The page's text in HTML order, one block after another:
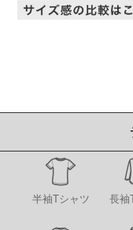
半袖Tシャツ 長袖